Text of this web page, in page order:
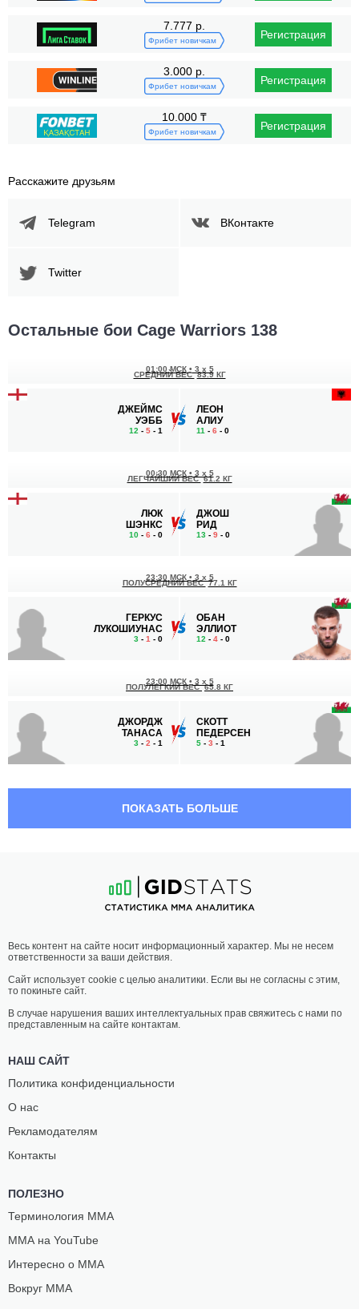
7.777 р.
Фрибет новичкам Регистрация
3.000 р.
Фрибет новичкам Регистрация
10.000 ₸
Фрибет новичкам Регистрация
Расскажите друзьям
Telegram ВКонтакте
Twitter
Остальные бои Cage Warriors 138
ДЖЕЙМС
УЭББ
12 - 5 - 1
01:00 МСК • 3 x 5
СРЕДНИЙ ВЕС 83.9 КГ
ЛЕОН
АЛИУ
11 - 6 - 0
ЛЮК
ШЭНКС
10 - 6 - 0
00:30 МСК • 3 x 5
ЛЕГЧАЙШИЙ ВЕС 61.2 КГ
ДЖОШ
РИД
13 - 9 - 0
ГЕРКУС
ЛУКОШИУНАС
3 - 1 - 0
23:30 МСК • 3 x 5
ПОЛУСРЕДНИЙ ВЕС 77.1 КГ
ОБАН
ЭЛЛИОТ
12 - 4 - 0
ДЖОРДЖ
ТАНАСА
3 - 2 - 1
23:00 МСК • 3 x 5
ПОЛУЛЕГКИЙ ВЕС 65.8 КГ
СКОТТ
ПЕДЕРСЕН
5 - 3 - 1
ПОКАЗАТЬ БОЛЬШЕ
Весь контент на сайте носит информационный характер. Мы не несем
ответственности за ваши действия.
Сайт использует cookie с целью аналитики. Если вы не согласны с этим,
то покиньте сайт.
В случае нарушения ваших интеллектуальных прав свяжитесь с нами по
представленным на сайте контактам.
НАШ САЙТ
Политика конфиденциальности
О нас
Рекламодателям
Контакты
ПОЛЕЗНО
Терминология ММА
ММА на YouTube
Интересно о ММА
Вокруг ММА